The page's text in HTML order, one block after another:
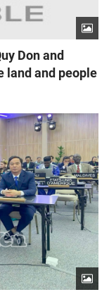
Don and
land and people